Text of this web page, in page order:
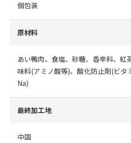
個包装
原材料
あい鴨肉、食塩、砂糖、香辛料、紅
味料(アミノ酸等)、酸化防止剤(ビタ
Na)
最終加工地
中国